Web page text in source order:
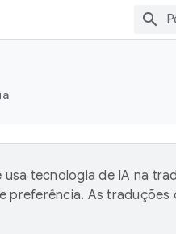
usa tecnologia de IA na
preferência. As traduções